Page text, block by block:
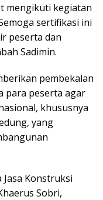
mengikuti kegiatan
sertifikasi ini
peserta dan
Sadimin.
pembekalan
para peserta agar
khususnya
yang
Konstruksi
Sobri,